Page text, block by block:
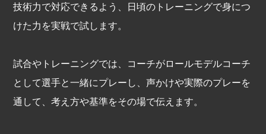
技術力で対応できるよう、日頃のトレーニングで身につ
けた力を実戦で試します。
試合やトレーニングでは、コーチがロールモデルコーチ
として選手と一緒にプレーし、声かけや実際のプレーを
通して、考え方や基準をその場で伝えます。